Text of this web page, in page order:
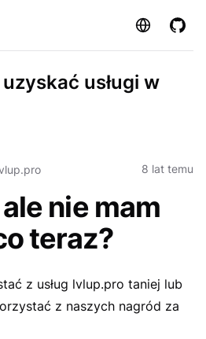
Strona
usługi w
8 lat temu
nie mam
teraz?
z usług lvlup.pro taniej lub
z naszych nagród za